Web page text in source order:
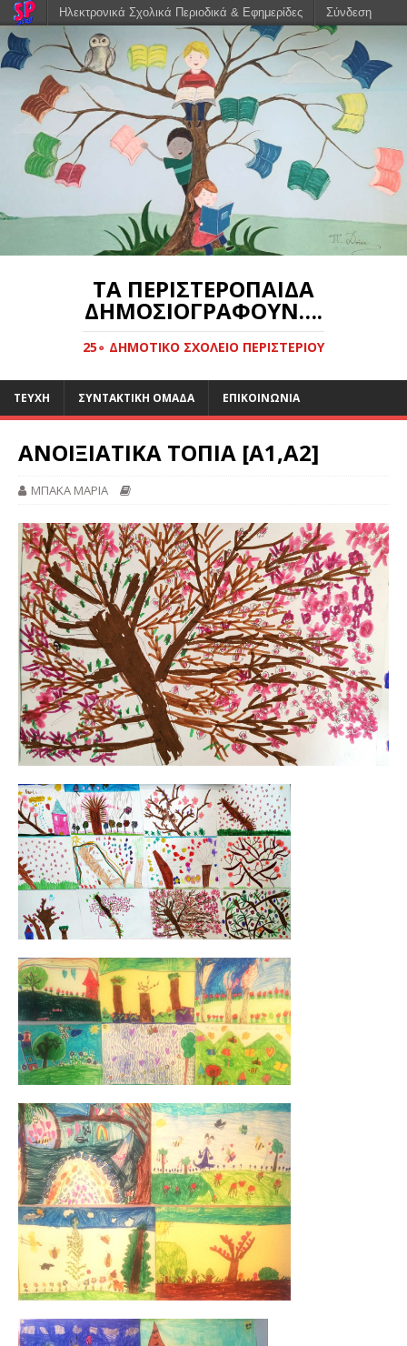
ΤΑ ΠΕΡΙΣΤΕΡΌΠΑΙΔΑ
ΔΗΜΟΣΙΟΓΡΑΦΟΎΝ….
25∘ ΔΗΜΟΤΙΚΟ ΣΧΟΛΕΙΟ ΠΕΡΙΣΤΕΡΙΟΥ
ΤΕΥΧΗ ΣΥΝΤΑΚΤΙΚΗ ΟΜΑΔΑ ΕΠΙΚΟΙΝΩΝΙΑ
ΑΝΟΙΞΙΑΤΙΚΑ ΤΟΠΙΑ [Α1,Α2]
ΜΠΑΚΑ ΜΑΡΙΑ
Ηλεκτρονικά Σχολικά Περιοδικά & Εφημερίδες Σύνδεση